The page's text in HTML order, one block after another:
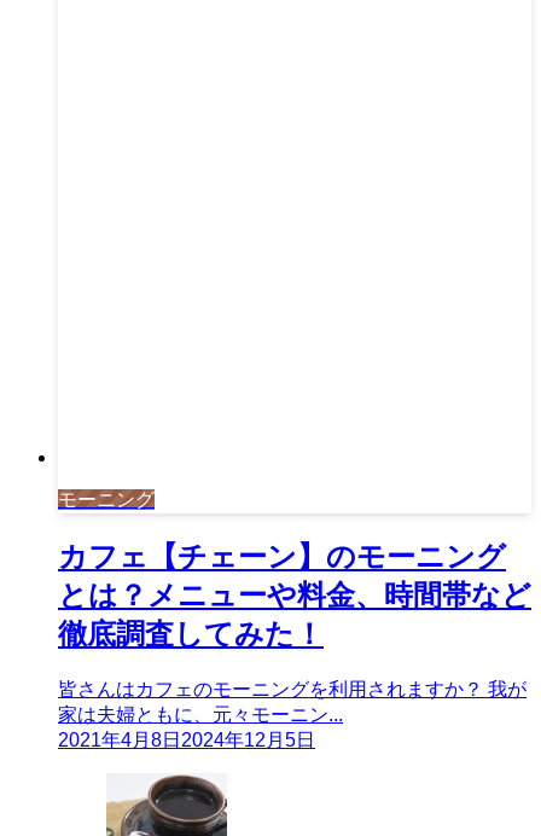
モーニング
カフェ【チェーン】のモーニング
とは？メニューや料金、時間帯など
徹底調査してみた！
皆さんはカフェのモーニングを利用されますか？ 我が
家は夫婦ともに、元々モーニン...
2021年4月8日 2024年12月5日